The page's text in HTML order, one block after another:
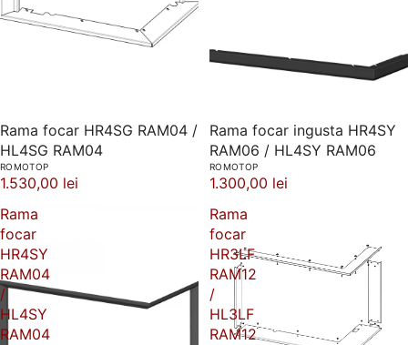
Rama focar HR4SG RAM04 /
HL4SG RAM04
ROMOTOP
1.530,00 lei
Rama focar ingusta HR4SY
RAM06 / HL4SY RAM06
ROMOTOP
1.300,00 lei
Rama
focar
HR4SY
RAM04
/
HL4SY
RAM04
Rama
focar
HR3LF
RAM12
/
HL3LF
RAM12